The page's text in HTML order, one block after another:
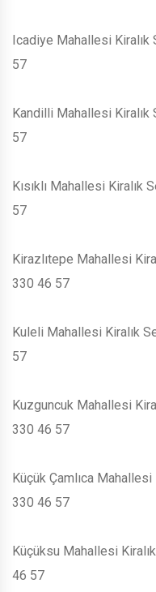
Icadiye Mahallesi
57
Kandilli Mahallesi
57
Kısıklı Mahallesi
57
Kirazlıtepe Mahallesi
330 46 57
Kuleli Mahallesi Kiralık
57
Kuzguncuk Mahallesi
330 46 57
Küçük Çamlıca
330 46 57
Küçüksu Mahallesi
46 57